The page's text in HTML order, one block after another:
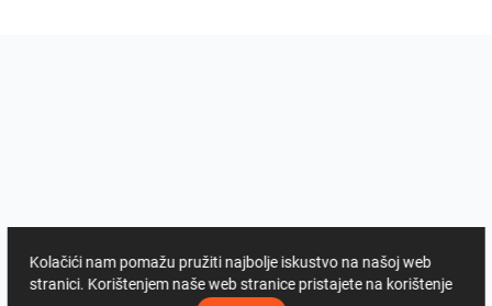
Kolačići nam pomažu pružiti najbolje iskustvo na našoj web
stranici. Korištenjem naše web stranice pristajete na korištenje